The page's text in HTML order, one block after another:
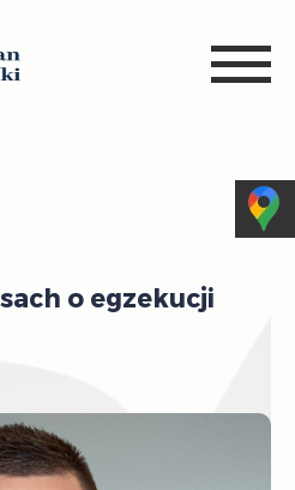
o egzekucji